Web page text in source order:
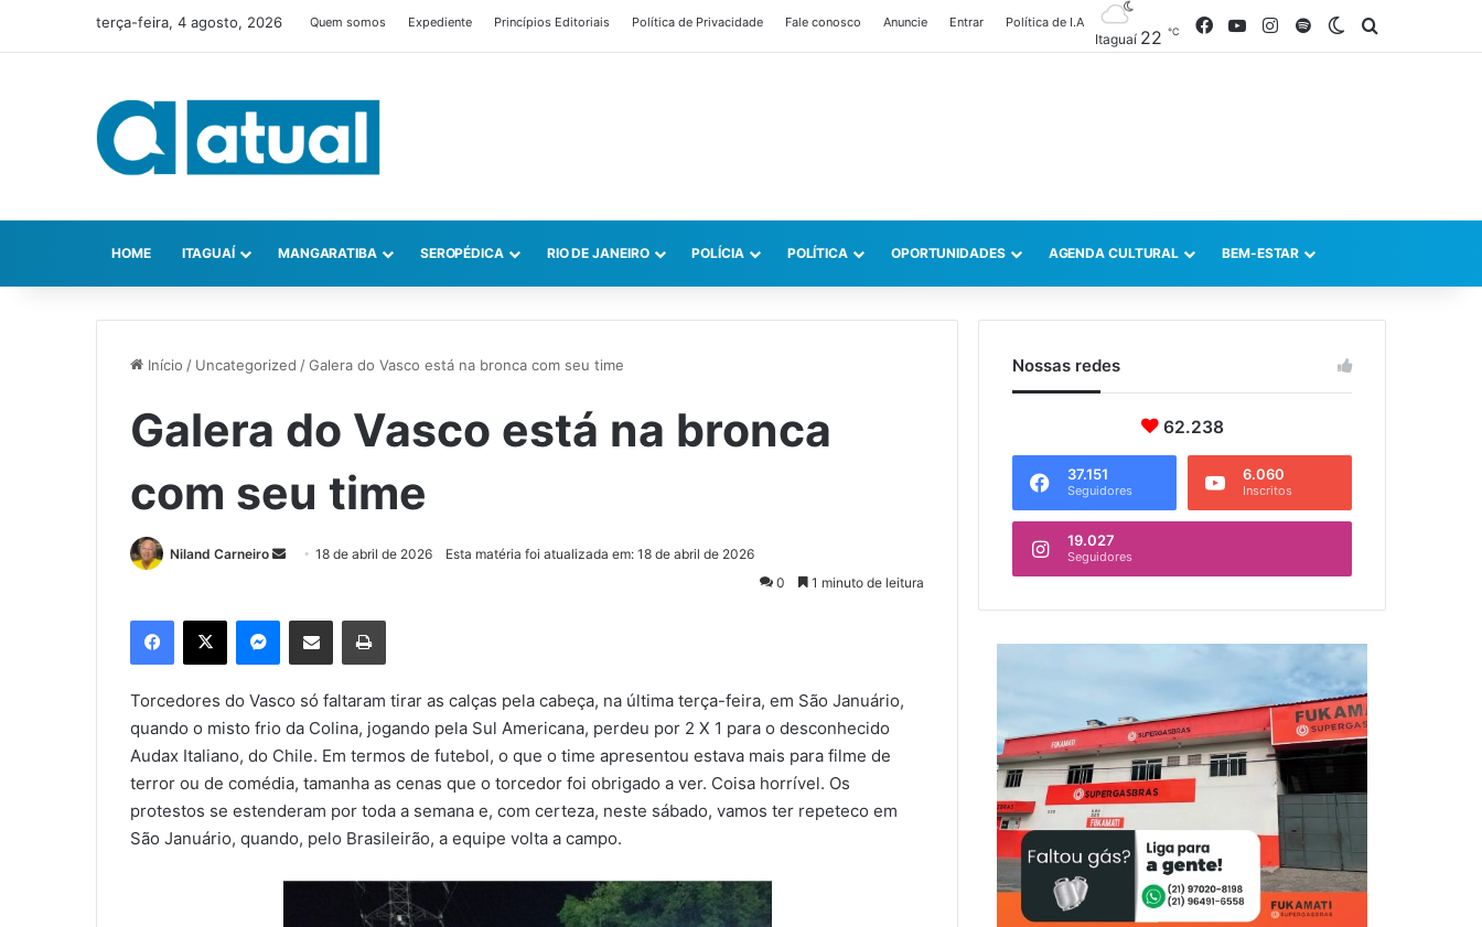
terça-feira, 4 agosto, 2026 Quem somos Expediente Princípios Editoriais Política de Privacidade Fale conosco Anuncie Entrar Política de I.A
Itaguaí 22 ℃ FacebookYouTubeInstagram
SpotifySwitch skin
HOME ITAGUAÍ MANGARATIBA SEROPÉDICA RIO DE JANEIRO POLÍCIA POLÍTICA OPORTUNIDADES AGENDA CULTURAL BEM-ESTAR
Início / Uncategorized /Galera do Vasco está na bronca com seu time
Galera do Vasco está na bronca
com seu time
Niland Carneiro
e
m
e
-
m
a
i
18 de abril de 2026
Esta matéria foi atualizada em: 18 de abril de 2026
0
1 minuto de leitura
Torcedores do Vasco só faltaram tirar as calças pela cabeça, na última terça-feira, em São Januário,
quando o misto frio da Colina, jogando pela Sul Americana, perdeu por 2 X 1 para o desconhecido
Audax Italiano, do Chile. Em termos de futebol, o que o time apresentou estava mais para filme de
terror ou de comédia, tamanha as cenas que o torcedor foi obrigado a ver. Coisa horrível. Os
protestos se estenderam por toda a semana e, com certeza, neste sábado, vamos ter repeteco em
São Januário, quando, pelo Brasileirão, a equipe volta a campo.
Nossas redes
62.238
37.151
Seguidores
6.060
Inscritos
19.027
Seguidores